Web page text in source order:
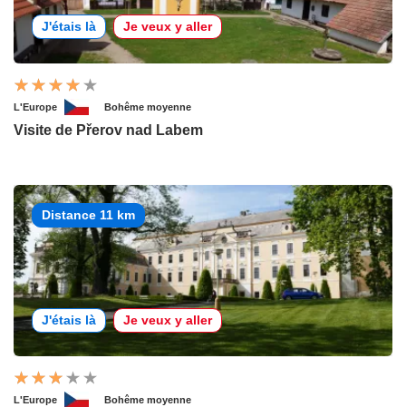
J'étais là Je veux y aller
L'Europe Bohême moyenne
Visite de Přerov nad Labem
Distance 11 km
J'étais là Je veux y aller
L'Europe Bohême moyenne